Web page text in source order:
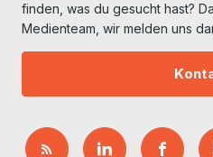
finden, was du gesucht hast?
Medienteam, wir melden uns